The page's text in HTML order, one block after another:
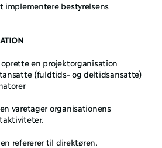
implementere bestyrelsens
en projektorganisation
(fuldtids- og deltidsansatte)
varetager organisationens
refererer til direktøren.